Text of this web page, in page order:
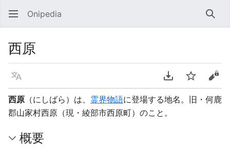
Onipedia 検索
西原
言語 PDFをダウンロ
ウォッチソ
西原 （にしばら）は、 霊界物語に登場する地名。旧・何鹿
郡山家村西原（現・綾部市西原町）のこと。
概要